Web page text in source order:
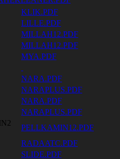
KLIK.PDF
LILLE.PDF
MILLAH12.PDF
MILLAH12.PDF
MYA.PDF
NARA.PDF
NARAPLUS.PDF
NARA.PDF
NARAPLUS.PDF
PELLKAMIN12.PDF
RADAATC.PDF
SLIDE.PDF